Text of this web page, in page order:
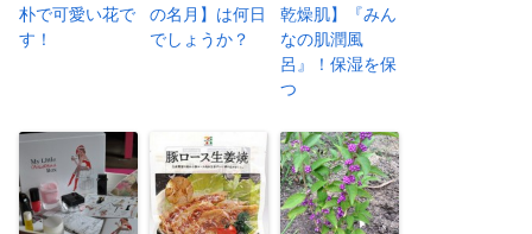
朴で可愛い花で
す！
の名月】は何日
でしょうか？
乾燥肌】『みん
なの肌潤風
呂』！保湿を保
つ